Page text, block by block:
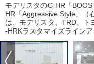
モデリスタのC-HR「
HR「Aggressive Style」（
は、モデリスタ、TRD、ト
-HRKラスタマイズライン